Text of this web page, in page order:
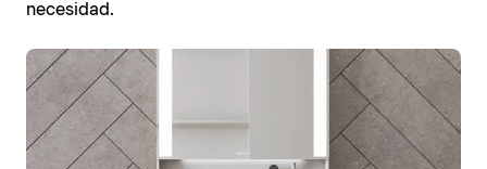
necesidad.